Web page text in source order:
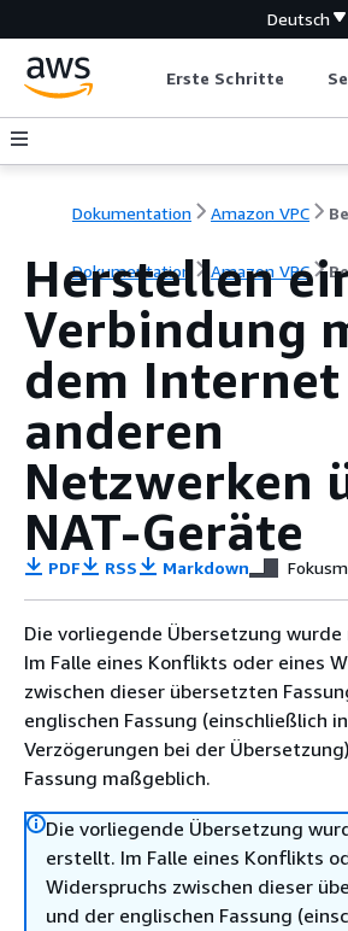
Deutsch
Erste Schritte
Dokumentation Amazon VPC
Dokumentation Amazon VPC
Herstellen
Verbindung
dem
anderen
Netzwerken
NAT-Geräte
PDF RSS Markdown
Die vorliegende Übersetzung
Im Falle eines Konflikts oder eines
zwischen dieser übersetzten
englischen Fassung (einschließlich
Verzögerungen bei der
Fassung maßgeblich.
Die vorliegende Übersetzung
erstellt. Im Falle eines Konflikts
Widerspruchs zwischen dieser
und der englischen Fassung